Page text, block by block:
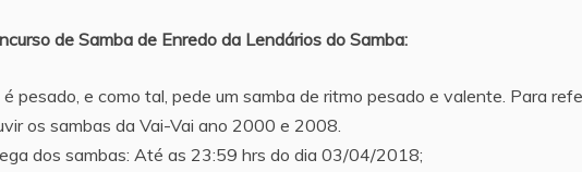
de Samba de Enredo da Lendários do Samba:
pesado, e como tal, pede um samba de ritmo pesado e valente. Para
os sambas da Vai-Vai ano 2000 e 2008.
dos sambas: Até as 23:59 hrs do dia 03/04/2018;